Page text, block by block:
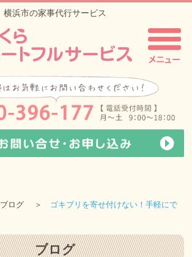
横浜市の家事代行サービス
ブログ
ゴキブリを寄せ付けない！手軽にで
ブログ